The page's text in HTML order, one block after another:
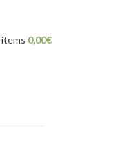
items 0,00€